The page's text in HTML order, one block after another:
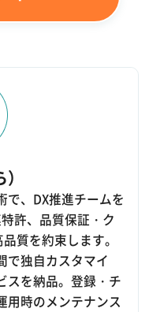
で、DX推進チームを
許、品質保証・ク
質を約束します。
で独自カスタマイ
スを納品。登録・チ
用時のメンテナンス